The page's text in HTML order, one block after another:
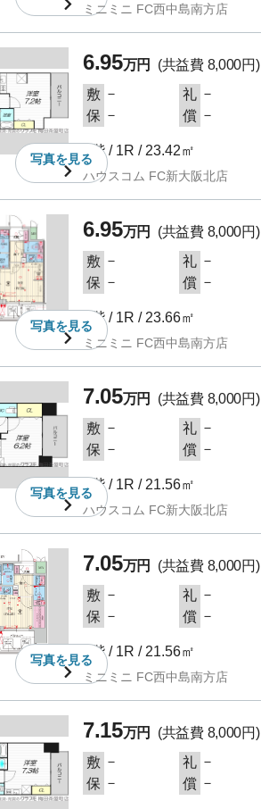
ミニミニ FC西中島南方店
写真を見る
6.95万円
(共益費 8,000円)
敷 － 礼 －
保 － 償 －
3階 / 1R / 23.42㎡
ハウスコム FC新大阪北店
写真を見る
6.95万円
(共益費 8,000円)
敷 － 礼 －
保 － 償 －
3階 / 1R / 23.66㎡
ミニミニ FC西中島南方店
写真を見る
7.05万円
(共益費 8,000円)
敷 － 礼 －
保 － 償 －
3階 / 1R / 21.56㎡
ハウスコム FC新大阪北店
写真を見る
7.05万円
(共益費 8,000円)
敷 － 礼 －
保 － 償 －
3階 / 1R / 21.56㎡
ミニミニ FC西中島南方店
7.15万円
(共益費 8,000円)
敷 － 礼 －
保 － 償 －